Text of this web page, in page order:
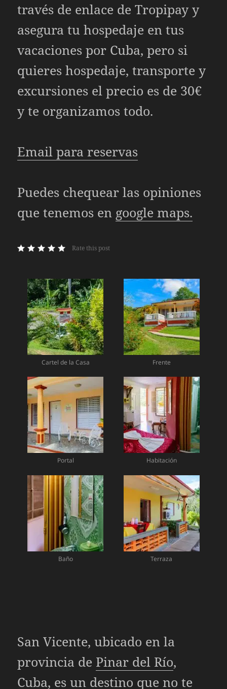
través de enlace de Tropipay y
asegura tu hospedaje en tus
vacaciones por Cuba, pero si
quieres hospedaje, transporte y
excursiones el precio es de 30€
y te organizamos todo.
Email para reservas
Puedes chequear las opiniones
que tenemos en google maps.
Rate this post
Cartel de la Casa Frente
Portal Habitación
Baño Terraza
San Vicente, ubicado en la
provincia de Pinar del Río,
Cuba, es un destino que no te